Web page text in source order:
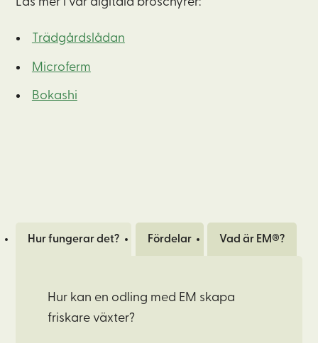
Trädgårdslådan
Microferm
Bokashi
Hur fungerar det? Fördelar Vad är EM®?
Hur kan en odling med EM skapa
friskare växter?